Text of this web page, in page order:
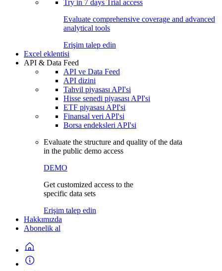
Try in 7 days Trial access
Evaluate comprehensive coverage and advanced
analytical tools
Erişim talep edin
Excel eklentisi
API & Data Feed
API ve Data Feed
API dizini
Tahvil piyasası API'si
Hisse senedi piyasası API'si
ETF piyasası API'si
Finansal veri API'si
Borsa endeksleri API'si
Evaluate the structure and quality of the data
in the public demo access
DEMO
Get customized access to the
specific data sets
Erişim talep edin
Hakkımızda
Abonelik al